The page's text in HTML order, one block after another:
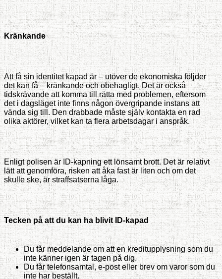
Kränkande
Att få sin identitet kapad är – utöver de ekonomiska följder
det kan få – kränkande och obehagligt. Det är också
tidskrävande att komma till rätta med problemen, eftersom
det i dagsläget inte finns någon övergripande instans att
vända sig till. Den drabbade måste själv kontakta en rad
olika aktörer, vilket kan ta flera arbetsdagar i anspråk.
Enligt polisen är ID-kapning ett lönsamt brott. Det är relativt
lätt att genomföra, risken att åka fast är liten och om det
skulle ske, är straffsatserna låga.
Tecken på att du kan ha blivit ID-kapad
Du får meddelande om att en kreditupplysning som du
inte känner igen är tagen på dig.
Du får telefonsamtal, e-post eller brev om varor som du
inte har beställt.